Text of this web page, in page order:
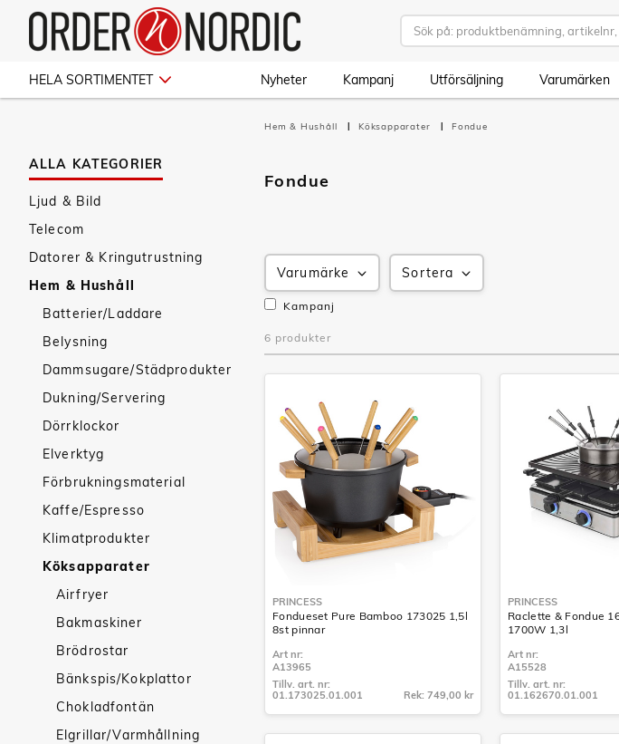
HELA SORTIMENTET Nyheter Kampanj Utförsäljning Varumärken
ALLA KATEGORIER
Ljud & Bild
Telecom
Datorer & Kringutrustning
Hem & Hushåll
Batterier/Laddare
Belysning
Dammsugare/Städprodukter
Dukning/Servering
Dörrklockor
Elverktyg
Förbrukningsmaterial
Kaffe/Espresso
Klimatprodukter
Köksapparater
Airfryer
Bakmaskiner
Brödrostar
Bänkspis/Kokplattor
Chokladfontän
Elgrillar/Varmhållning
Hem & Hushåll Köksapparater Fondue
Fondue
Varumärke Sortera
Kampanj
6 produkter
PRINCESS
Fondueset Pure Bamboo 173025 1,5l
8st pinnar
Art nr:
A13965
01.173025.01.001
Tillv. art. nr:
01.173025.01.001
Rek: 749,00 kr
PRINCESS
Raclette & Fondue
1700W 1,3l
Art nr:
A15528
01.162670.01.001
Tillv. art. nr:
01.162670.01.001